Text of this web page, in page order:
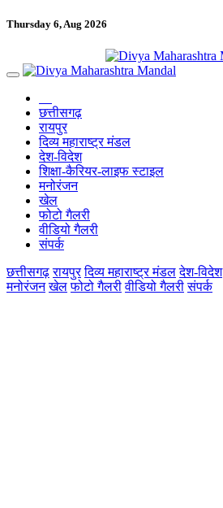
Thursday 6, Aug 2026
छत्तीसगढ़
रायपुर
दिव्य महाराष्ट्र मंडल
देश-विदेश
शिक्षा-कैरियर-लाइफ स्टाइल
मनोरंजन
खेल
फोटो गैलरी
वीडियो गैलरी
संपर्क
छत्तीसगढ़ रायपुर दिव्य महाराष्ट्र मंडल देश-विदेश
मनोरंजन खेल फोटो गैलरी वीडियो गैलरी संपर्क